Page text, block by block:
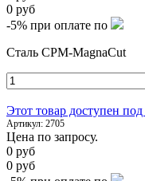
0 руб
-5% при оплате по
Сталь CPM-MagnaCut
Этот товар доступен под
Артикул: 2705
Цена по запросу.
0 руб
0 руб